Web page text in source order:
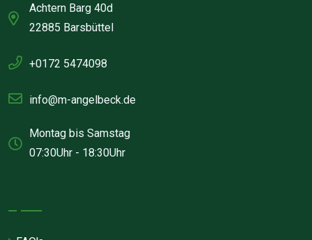
Achtern Barg 40d
22885 Barsbüttel
+0172 5474098
info@m-angelbeck.de
Montag bis Samstag
07:30Uhr - 18:30Uhr